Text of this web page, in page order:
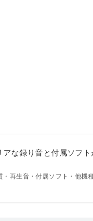
な録り音と付属ソフト
再生音・付属ソフト・他機